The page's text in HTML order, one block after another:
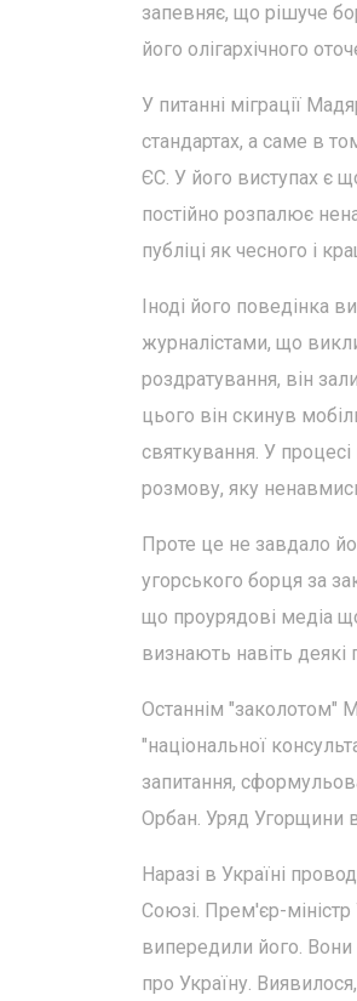
запевняє, що рішуче
його олігархічного
У питанні міграції
стандартах, а саме в
ЄС. У його виступах є
постійно розпалює
публіці як чесного і
Іноді його поведінка
журналістами, що
роздратування, він
цього він скинув
святкування. У
розмову, яку
Проте це не завдало
угорського борця за
що проурядові медіа
визнають навіть деякі
Останнім "заколотом"
"національної
запитання,
Орбан. Уряд Угорщини
Наразі в Україні
Союзі. Прем'єр-міністр
випередили його. Вони
про Україну.